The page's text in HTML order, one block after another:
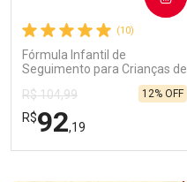
(10)
Fórmula Infantil de
Seguimento para Crianças de
Primeira Infância Nestonutri
2 Unidades de 800g cada
R$ 104,99
R$92,19
12% OFF